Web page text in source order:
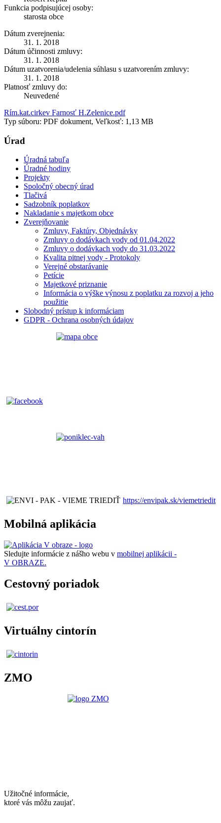
Funkcia podpisujúcej osoby:
starosta obce
Dátum zverejnenia:
31. 1. 2018
Dátum účinnosti zmluvy:
31. 1. 2018
Dátum uzatvorenia/udelenia súhlasu s uzatvorením zmluvy:
31. 1. 2018
Platnosť zmluvy do:
Neuvedené
Rím.kat.cirkev Farnosť H.Zelenice.pdf
Typ súboru: PDF dokument, Veľkosť: 1,13 MB
Úrad
Úradná tabuľa
Úradné hodiny
Projekty
Spoločný obecný úrad
Tlačivá
Sadzobník poplatkov
Nakladanie s majetkom obce
Zverejňovanie
Zmluvy, Faktúry, Objednávky
Zmluvy o dodávkach vody od 01.04.2022
Zmluvy o dodávkach vody do 31.03.2022
Kvalita pitnej vody - Protokoly
Verejné obstarávanie
Petície
Majetkové priznanie
Informácia o výške výnosu z poplatku za rozvoj a jeho
použitie
Slobodný prístup k informáciam
GDPR - Ochrana osobných údajov
https://envipak.sk/viemetriedit
Mobilná aplikácia
Sledujte informácie z nášho webu v mobilnej aplikácii -
V OBRAZE.
Cestovný poriadok
Virtuálny cintorín
ZMO
Užitočné informácie,
ktoré vás môžu zaujať.